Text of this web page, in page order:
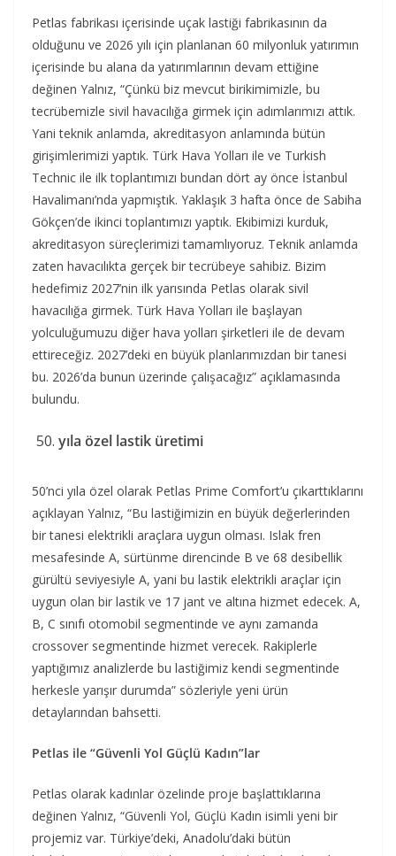
Petlas fabrikası içerisinde uçak lastiği fabrikasının da
olduğunu ve 2026 yılı için planlanan 60 milyonluk yatırımın
içerisinde bu alana da yatırımlarının devam ettiğine
değinen Yalnız, “Çünkü biz mevcut birikimimizle, bu
tecrübemizle sivil havacılığa girmek için adımlarımızı attık.
Yani teknik anlamda, akreditasyon anlamında bütün
girişimlerimizi yaptık. Türk Hava Yolları ile ve Turkish
Technic ile ilk toplantımızı bundan dört ay önce İstanbul
Havalimanı’nda yapmıştık. Yaklaşık 3 hafta önce de Sabiha
Gökçen’de ikinci toplantımızı yaptık. Ekibimizi kurduk,
akreditasyon süreçlerimizi tamamlıyoruz. Teknik anlamda
zaten havacılıkta gerçek bir tecrübeye sahibiz. Bizim
hedefimiz 2027’nin ilk yarısında Petlas olarak sivil
havacılığa girmek. Türk Hava Yolları ile başlayan
yolculuğumuzu diğer hava yolları şirketleri ile de devam
ettireceğiz. 2027’deki en büyük planlarımızdan bir tanesi
bu. 2026’da bunun üzerinde çalışacağız” açıklamasında
bulundu.
yıla özel lastik üretimi
50’nci yıla özel olarak Petlas Prime Comfort’u çıkarttıklarını
açıklayan Yalnız, “Bu lastiğimizin en büyük değerlerinden
bir tanesi elektrikli araçlara uygun olması. Islak fren
mesafesinde A, sürtünme direncinde B ve 68 desibellik
gürültü seviyesiyle A, yani bu lastik elektrikli araçlar için
uygun olan bir lastik ve 17 jant ve altına hizmet edecek. A,
B, C sınıfı otomobil segmentinde ve aynı zamanda
crossover segmentinde hizmet verecek. Rakiplerle
yaptığımız analizlerde bu lastiğimiz kendi segmentinde
herkesle yarışır durumda” sözleriyle yeni ürün
detaylarından bahsetti.
Petlas ile “Güvenli Yol Güçlü Kadın”lar
Petlas olarak kadınlar özelinde proje başlattıklarına
değinen Yalnız, “Güvenli Yol, Güçlü Kadın isimli yeni bir
projemiz var. Türkiye’deki, Anadolu’daki bütün